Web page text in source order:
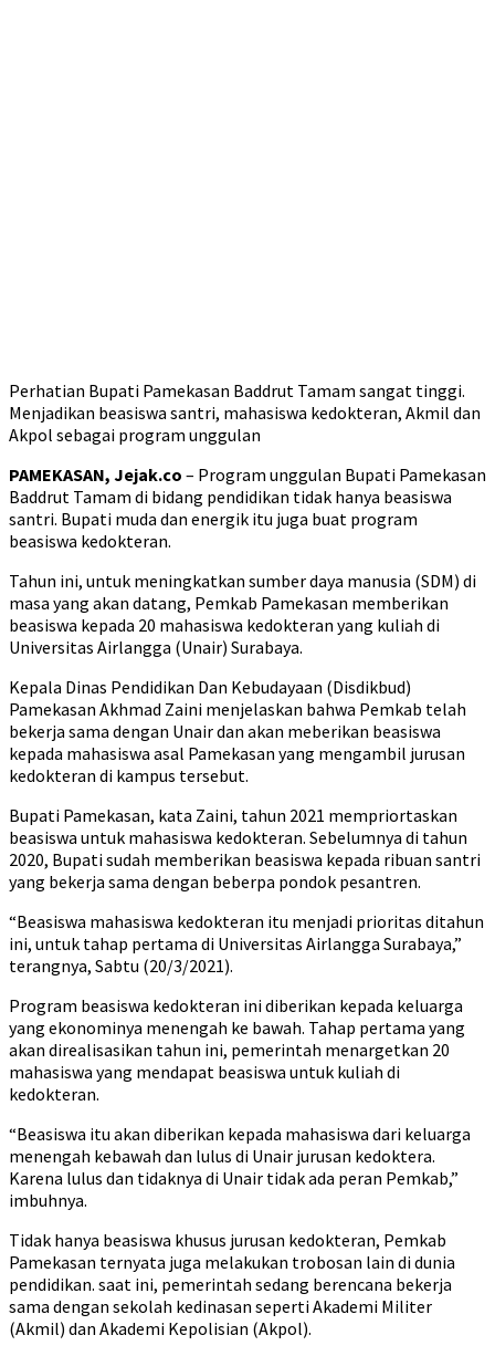
Perhatian Bupati Pamekasan Baddrut Tamam sangat tinggi.
Menjadikan beasiswa santri, mahasiswa kedokteran, Akmil dan
Akpol sebagai program unggulan
PAMEKASAN, Jejak.co – Program unggulan Bupati Pamekasan
Baddrut Tamam di bidang pendidikan tidak hanya beasiswa
santri. Bupati muda dan energik itu juga buat program
beasiswa kedokteran.
Tahun ini, untuk meningkatkan sumber daya manusia (SDM) di
masa yang akan datang, Pemkab Pamekasan memberikan
beasiswa kepada 20 mahasiswa kedokteran yang kuliah di
Universitas Airlangga (Unair) Surabaya.
Kepala Dinas Pendidikan Dan Kebudayaan (Disdikbud)
Pamekasan Akhmad Zaini menjelaskan bahwa Pemkab telah
bekerja sama dengan Unair dan akan meberikan beasiswa
kepada mahasiswa asal Pamekasan yang mengambil jurusan
kedokteran di kampus tersebut.
Bupati Pamekasan, kata Zaini, tahun 2021 mempriortaskan
beasiswa untuk mahasiswa kedokteran. Sebelumnya di tahun
2020, Bupati sudah memberikan beasiswa kepada ribuan santri
yang bekerja sama dengan beberpa pondok pesantren.
“Beasiswa mahasiswa kedokteran itu menjadi prioritas ditahun
ini, untuk tahap pertama di Universitas Airlangga Surabaya,”
terangnya, Sabtu (20/3/2021).
Program beasiswa kedokteran ini diberikan kepada keluarga
yang ekonominya menengah ke bawah. Tahap pertama yang
akan direalisasikan tahun ini, pemerintah menargetkan 20
mahasiswa yang mendapat beasiswa untuk kuliah di
kedokteran.
“Beasiswa itu akan diberikan kepada mahasiswa dari keluarga
menengah kebawah dan lulus di Unair jurusan kedoktera.
Karena lulus dan tidaknya di Unair tidak ada peran Pemkab,”
imbuhnya.
Tidak hanya beasiswa khusus jurusan kedokteran, Pemkab
Pamekasan ternyata juga melakukan trobosan lain di dunia
pendidikan. saat ini, pemerintah sedang berencana bekerja
sama dengan sekolah kedinasan seperti Akademi Militer
(Akmil) dan Akademi Kepolisian (Akpol).